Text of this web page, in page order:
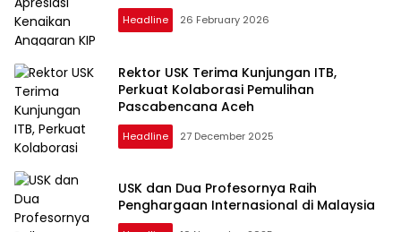
Headline 26 February 2026
Rektor USK Terima Kunjungan ITB,
Perkuat Kolaborasi Pemulihan
Pascabencana Aceh
Headline 27 December 2025
USK dan Dua Profesornya Raih
Penghargaan Internasional di Malaysia